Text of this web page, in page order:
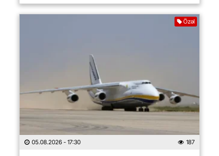
Özəl
05.08.2026 - 17:30 187